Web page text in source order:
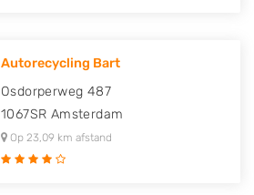
Autorecycling Bart
Osdorperweg 487
1067SR Amsterdam
Op 23,09 km afstand